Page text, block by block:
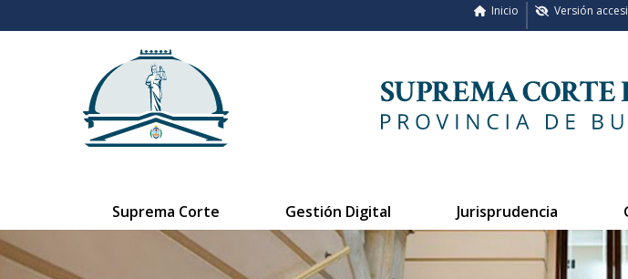
Versión
Inicio
Suprema Corte Gestión Digital Jurisprudencia